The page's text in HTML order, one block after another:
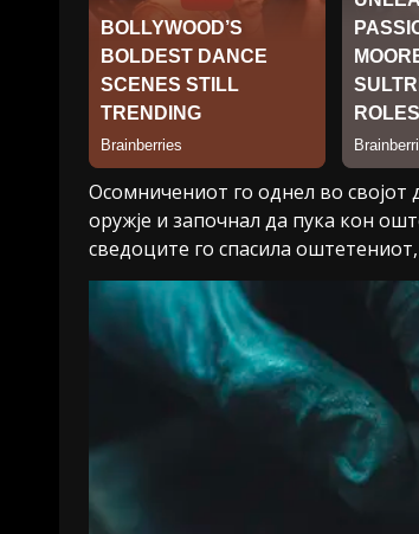
Осомничениот го однел во својот
оружје и започнал да пука кон
сведоците го спасила